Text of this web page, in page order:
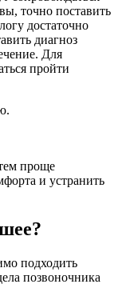
точно поставить
достаточно
диагноз
Для
пройти
проще
и устранить
подходить
позвоночника